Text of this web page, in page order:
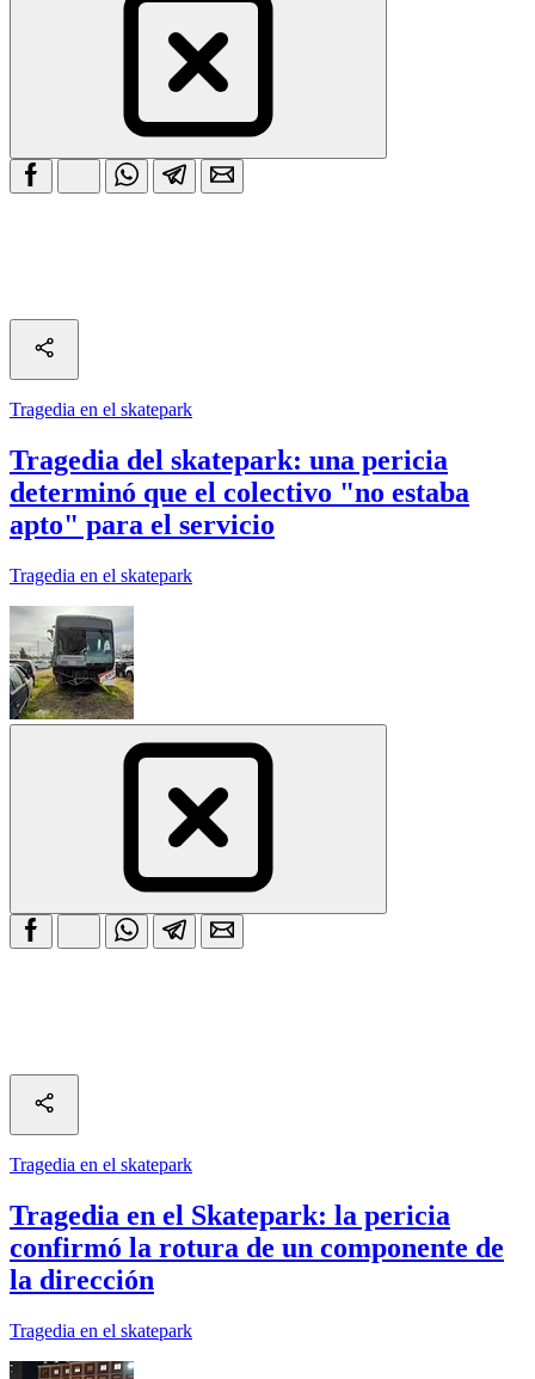
Tragedia en el skatepark
Tragedia del skatepark: una pericia
determinó que el colectivo "no estaba
apto" para el servicio
Tragedia en el skatepark
Tragedia en el skatepark
Tragedia en el Skatepark: la pericia
confirmó la rotura de un componente de
la dirección
Tragedia en el skatepark